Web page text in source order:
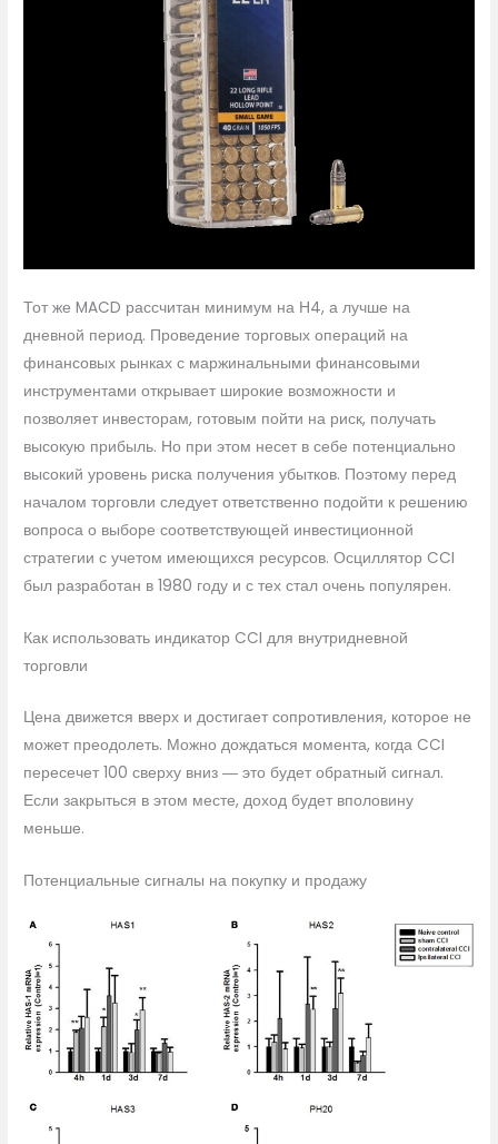
Тот же MACD рассчитан минимум на Н4, а лучше на
дневной период. Проведение торговых операций на
финансовых рынках с маржинальными финансовыми
инструментами открывает широкие возможности и
позволяет инвесторам, готовым пойти на риск, получать
высокую прибыль. Но при этом несет в себе потенциально
высокий уровень риска получения убытков. Поэтому перед
началом торговли следует ответственно подойти к решению
вопроса о выборе соответствующей инвестиционной
стратегии с учетом имеющихся ресурсов. Осциллятор CCI
был разработан в 1980 году и с тех стал очень популярен.
Как использовать индикатор CCI для внутридневной
торговли
Цена движется вверх и достигает сопротивления, которое не
может преодолеть. Можно дождаться момента, когда CCI
пересечет 100 сверху вниз ― это будет обратный сигнал.
Если закрыться в этом месте, доход будет вполовину
меньше.
Потенциальные сигналы на покупку и продажу